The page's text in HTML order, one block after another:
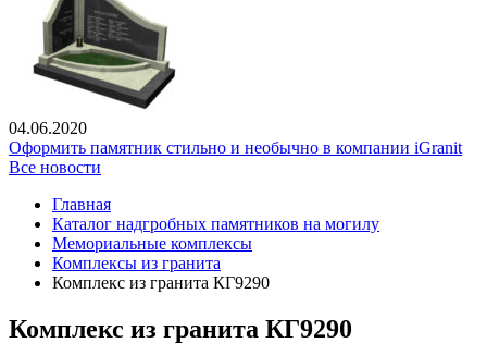
04.06.2020
Оформить памятник стильно и необычно в компании iGranit
Все новости
Главная
Каталог надгробных памятников на могилу
Мемориальные комплексы
Комплексы из гранита
Комплекс из гранита КГ9290
Комплекс из гранита КГ9290